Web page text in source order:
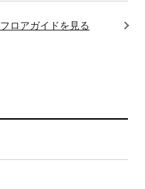
フロアガイドを見る